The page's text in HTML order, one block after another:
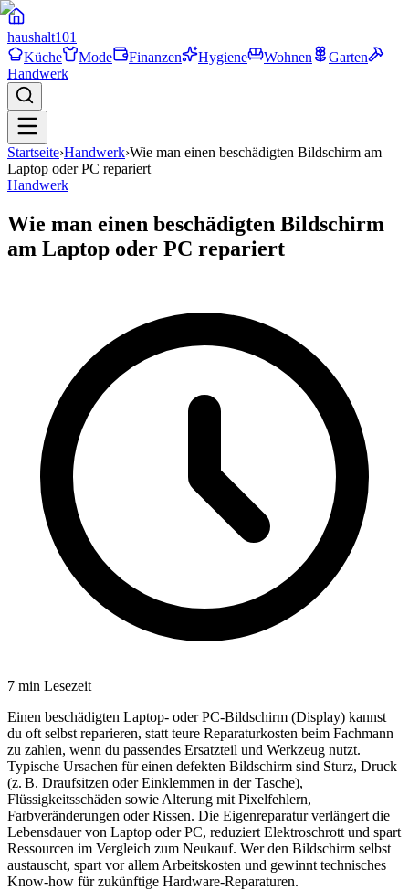
haushalt101
Küche
Mode Finanzen Hygiene Wohnen
Garten
Handwerk
Startseite›Handwerk›Wie man einen beschädigten Bildschirm am
Laptop oder PC repariert
Handwerk
Wie man einen beschädigten Bildschirm
am Laptop oder PC repariert
7 min Lesezeit
Einen beschädigten Laptop- oder PC-Bildschirm (Display) kannst
du oft selbst reparieren, statt teure Reparaturkosten beim Fachmann
zu zahlen, wenn du passendes Ersatzteil und Werkzeug nutzt.
Typische Ursachen für einen defekten Bildschirm sind Sturz, Druck
(z. B. Draufsitzen oder Einklemmen in der Tasche),
Flüssigkeitsschäden sowie Alterung mit Pixelfehlern,
Farbveränderungen oder Rissen. Die Eigenreparatur verlängert die
Lebensdauer von Laptop oder PC, reduziert Elektroschrott und spart
Ressourcen im Vergleich zum Neukauf. Wer den Bildschirm selbst
austauscht, spart vor allem Arbeitskosten und gewinnt technisches
Know-how für zukünftige Hardware-Reparaturen.